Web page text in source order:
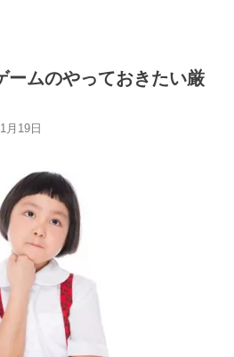
ームのやっておきたい厳
月19日